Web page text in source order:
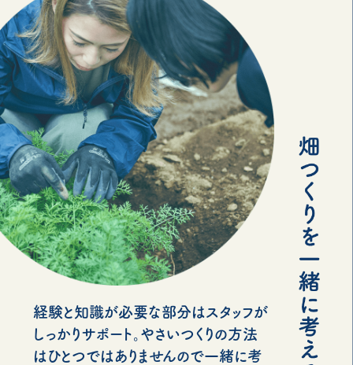
経験と知識が必要な部分はスタッフが
しっかりサポート。やさいつくりの方法
はひとつではありませんので一緒に考